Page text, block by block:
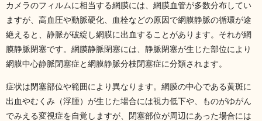
カメラのフィルムに相当する網膜には、網膜血管が多数分布してい
ますが、高血圧や動脈硬化、血栓などの原因で網膜静脈の循環が途
絶えると、静脈が破綻し網膜に出血することがあります。それが網
膜静脈閉塞です。網膜静脈閉塞には、静脈閉塞が生じた部位により
網膜中心静脈閉塞症と網膜静脈分枝閉塞症に分類されます。
症状は閉塞部位や範囲により異なります。網膜の中心である黄斑に
出血やむくみ（浮腫）が生じた場合には視力低下や、ものがゆがん
でみえる変視症を自覚しますが、閉塞部位が周辺にあった場合には